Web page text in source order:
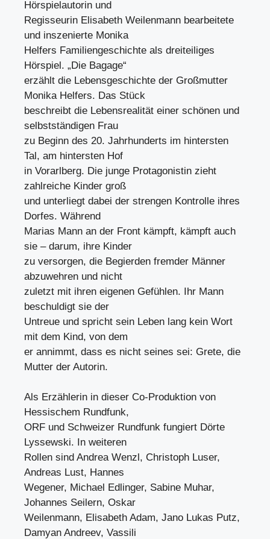
Hörspielautorin und
Regisseurin Elisabeth Weilenmann bearbeitete
und inszenierte Monika
Helfers Familiengeschichte als dreiteiliges
Hörspiel. „Die Bagage“
erzählt die Lebensgeschichte der Großmutter
Monika Helfers. Das Stück
beschreibt die Lebensrealität einer schönen und
selbstständigen Frau
zu Beginn des 20. Jahrhunderts im hintersten
Tal, am hintersten Hof
in Vorarlberg. Die junge Protagonistin zieht
zahlreiche Kinder groß
und unterliegt dabei der strengen Kontrolle ihres
Dorfes. Während
Marias Mann an der Front kämpft, kämpft auch
sie – darum, ihre Kinder
zu versorgen, die Begierden fremder Männer
abzuwehren und nicht
zuletzt mit ihren eigenen Gefühlen. Ihr Mann
beschuldigt sie der
Untreue und spricht sein Leben lang kein Wort
mit dem Kind, von dem
er annimmt, dass es nicht seines sei: Grete, die
Mutter der Autorin.
Als Erzählerin in dieser Co-Produktion von
Hessischem Rundfunk,
ORF und Schweizer Rundfunk fungiert Dörte
Lyssewski. In weiteren
Rollen sind Andrea Wenzl, Christoph Luser,
Andreas Lust, Hannes
Wegener, Michael Edlinger, Sabine Muhar,
Johannes Seilern, Oskar
Weilenmann, Elisabeth Adam, Jano Lukas Putz,
Damyan Andreev, Vassili